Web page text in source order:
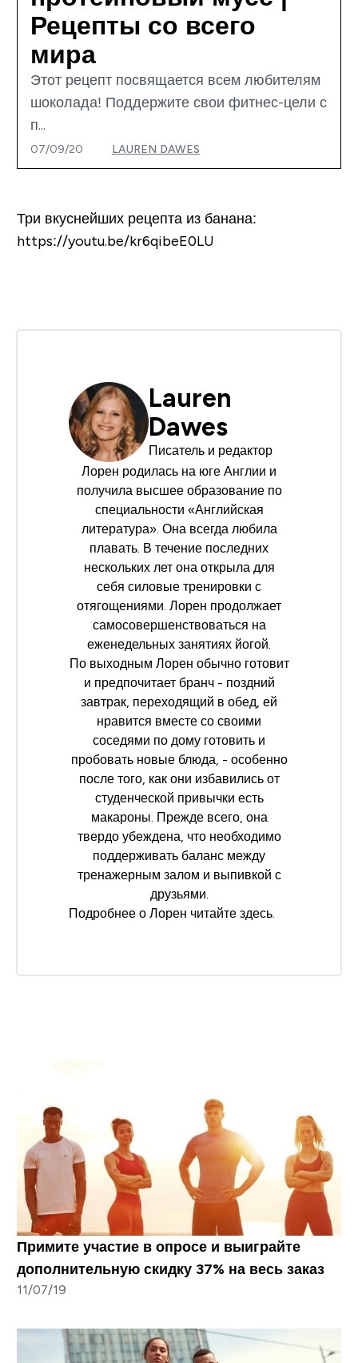
Рецепты со всего
мира
Этот рецепт посвящается всем любителям
шоколада! Поддержите свои фитнес-цели с
п...
07/09/20 LAUREN DAWES
Три вкуснейших рецепта из банана:
https://youtu.be/kr6qibeE0LU
Lauren
Dawes
Писатель и редактор
Лорен родилась на юге Англии и
получила высшее образование по
специальности «Английская
литература». Она всегда любила
плавать. В течение последних
нескольких лет она открыла для
себя силовые тренировки с
отягощениями. Лорен продолжает
самосовершенствоваться на
еженедельных занятиях йогой.
По выходным Лорен обычно готовит
и предпочитает бранч - поздний
завтрак, переходящий в обед, ей
нравится вместе со своими
соседями по дому готовить и
пробовать новые блюда, - особенно
после того, как они избавились от
студенческой привычки есть
макароны. Прежде всего, она
твердо убеждена, что необходимо
поддерживать баланс между
тренажерным залом и выпивкой с
друзьями.
Подробнее о Лорен читайте здесь
Примите участие в опросе и выиграйте
дополнительную скидку 37% на весь заказ
11/07/19